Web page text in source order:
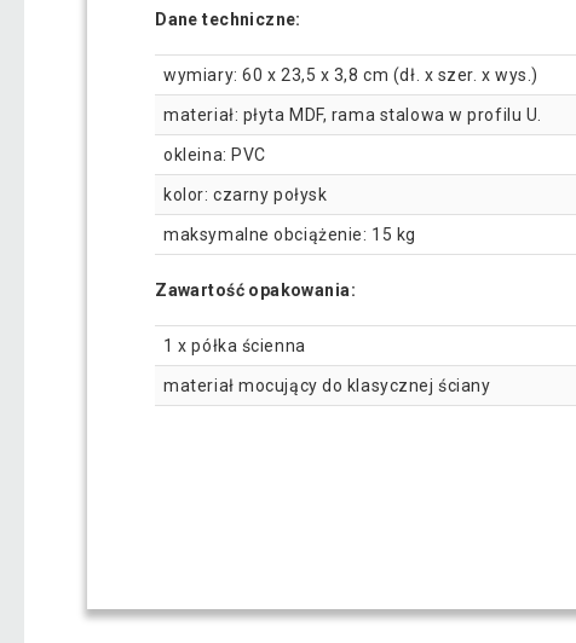
Dane techniczne:
wymiary: 60 x 23,5 x 3,8 cm (dł. x szer. x wys.)
materiał: płyta MDF, rama stalowa w profilu U.
okleina: PVC
kolor: czarny połysk
maksymalne obciążenie: 15 kg
Zawartość opakowania:
1 x półka ścienna
materiał mocujący do klasycznej ściany